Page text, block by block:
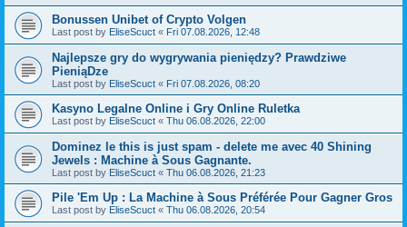
Bonussen Unibet of Crypto Volgen
Last post by EliseScuct « Fri 07.08.2026, 12:48
Najlepsze gry do wygrywania pieniędzy? Prawdziwe
PieniąDze
Last post by EliseScuct « Fri 07.08.2026, 08:20
Kasyno Legalne Online i Gry Online Ruletka
Last post by EliseScuct « Thu 06.08.2026, 22:00
Dominez le this is just spam - delete me avec 40 Shining
Jewels : Machine à Sous Gagnante.
Last post by EliseScuct « Thu 06.08.2026, 21:23
Pile 'Em Up : La Machine à Sous Préférée Pour Gagner Gros
Last post by EliseScuct « Thu 06.08.2026, 20:54